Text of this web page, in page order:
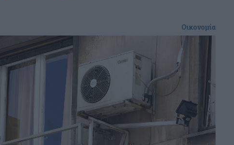
Οικονομία